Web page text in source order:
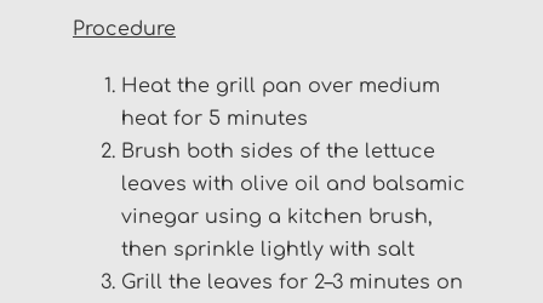
Procedure
Heat the grill pan over medium
heat for 5 minutes
Brush both sides of the lettuce
leaves with olive oil and balsamic
vinegar using a kitchen brush,
then sprinkle lightly with salt
Grill the leaves for 2–3 minutes on